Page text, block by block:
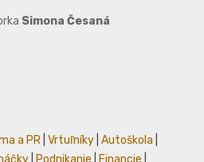
Simona Česaná
a PR Vrtuľníky Autoškola
Podnikanie Financie